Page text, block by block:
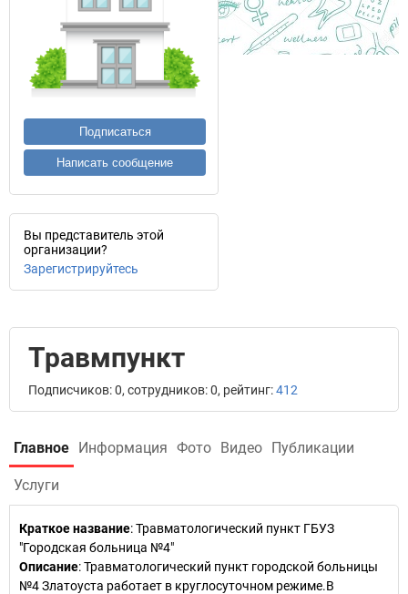
Подписаться
Написать сообщение
Вы представитель этой
организации?
Зарегистрируйтесь
Травмпункт
Подписчиков: 0, сотрудников: 0, рейтинг:412
Главное Информация Фото Видео Публикации
Услуги
Краткое название:Травматологический пункт ГБУЗ
"Городская больница №4"
Описание: Травматологический пункт городской больницы
№4 Златоуста работает в круглосуточном режиме.В